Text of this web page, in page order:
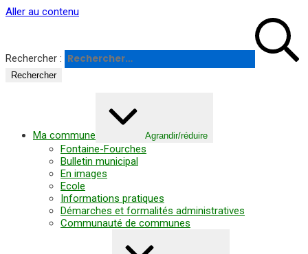
Panneau de gestion des cookies
Aller au contenu
Rechercher :
Ma commune Agrandir/réduire
Fontaine-Fourches
Bulletin municipal
En images
Ecole
Informations pratiques
Démarches et formalités administratives
Communauté de communes